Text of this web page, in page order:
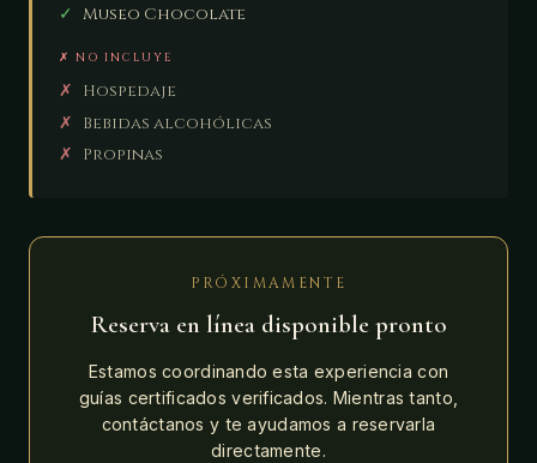
✓
Museo Chocolate
✗ NO INCLUYE
✗
Hospedaje
✗
Bebidas alcohólicas
✗
Propinas
PRÓXIMAMENTE
Reserva en línea disponible pronto
Estamos coordinando esta experiencia con
guías certificados verificados. Mientras tanto,
contáctanos y te ayudamos a reservarla
directamente.